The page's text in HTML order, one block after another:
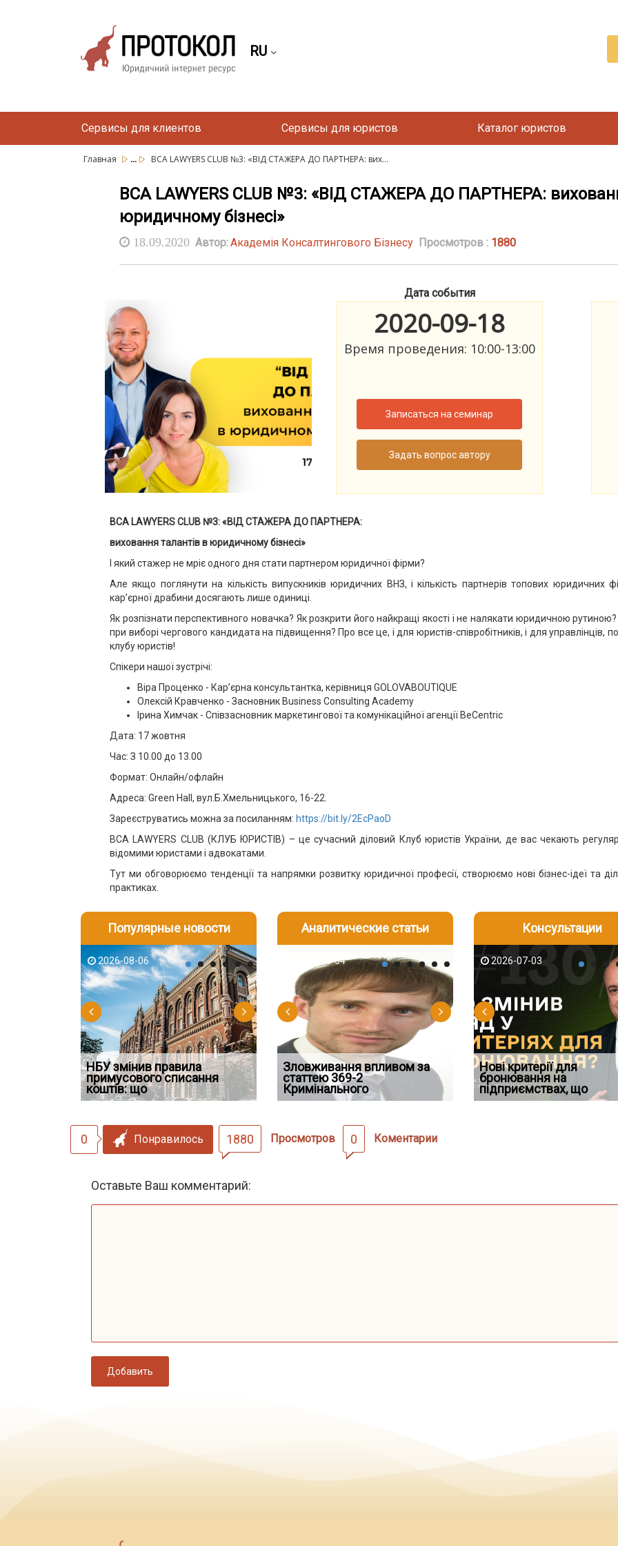
RU
Сервисы для клиентов Сервисы для юристов Каталог юристов
Главная ... BCA LAWYERS CLUB №3: «ВІД СТАЖЕРА ДО ПАРТНЕРА: вих...
BCA LAWYERS CLUB №3: «ВІД СТАЖЕРА ДО ПАРТНЕРА:
юридичному бізнесі»
18.09.2020 Автор:Академія Консалтингового Бізнесу Просмотров : 1880
Дата события
2020-09-18
Время проведения: 10:00-13:00
Записаться на семинар
Задать вопрос автору
BCA LAWYERSCLUB №3: «ВІД СТАЖЕРА ДО ПАРТНЕРА:
виховання талантів в юридичному бізнесі»
І який стажер не мріє одного дня стати партнером юридичної фірми?
Але якщо поглянути на кількість випускників юридичних ВНЗ, і кількість партнерів топових юридичних
кар’єрної драбини досягають лише одиниці.
Як розпізнати перспективного новачка? Як розкрити його найкращі якості і не налякати юридичною
при виборі чергового кандидата на підвищення? Про все це, і для юристів-співробітників, і для управлінців,
клубу юристів!
Спікери нашої зустрічі:
Віра Проценко - Кар’єрна консультантка, керівниця GOLOVABOUTIQUE
Олексій Кравченко - Засновник Business Consulting Academy
Ірина Химчак - Співзасновник маркетингової та комунікаційної агенції BeCentric
Дата: 17 жовтня
Час: З 10.00 до 13.00
Формат: Онлайн/офлайн
Адреса: Green Hall, вул.Б.Хмельницького, 16-22.
Зареєструватись можна за посиланням: https://bit.ly/2EcPaoD
BCA LAWYERS CLUB (КЛУБ ЮРИСТІВ) – це сучасний діловий Клуб юристів України, де вас чекають
відомими юристами і адвокатами.
Тут ми обговорюємо тенденції та напрямки розвитку юридичної професії, створюємо нові бізнес-ідеї та
практиках.
Популярные новости
2026-08-06
НБУ змінив правила
примусового списання
коштів: що
Якщо суд встановив для
відшкодування шкоди
наявніс
2026-08-06
Документи, на яких не
проставляється апостиль:
пер
Аналитические статьи
2026-08-03
Водії можуть отримати
компенсацію за незаконні
дії
2026-08-04
Зловживання впливом за
статтею 369-2
Кримінального
2026-08-04
Переоформлення
відстрочки за іншою
підставою: нов
Консультации
2026-05-25
Кого з юристів замінить ШІ,
а хто зароблятиме міль
2026-07-03
Нові критерії для
бронювання на
підприємствах, що
2026-07-30
Восьмий ААС
підтвердив, що
скас
0 Понравилось 1880 Просмотров 0 Коментарии
Оставьте Ваш комментарий:
Добавить